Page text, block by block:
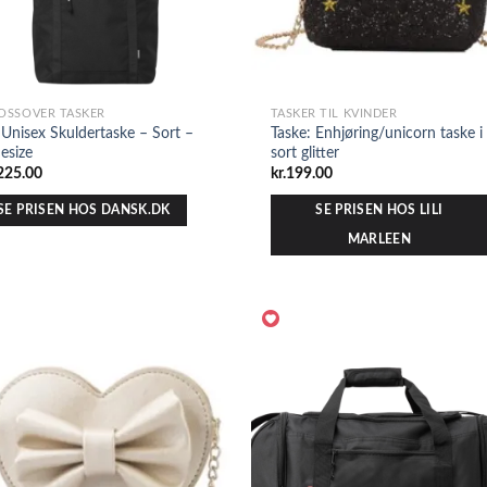
TASKER
Skuldertaske – Sort –
PRISEN HOS DANSK.DK
TASKER TIL KVINDER
Taske: Enhjøring/unicorn taske i
sort glitter
kr.199.00
SE PRISEN HOS LILI
MARLEEN